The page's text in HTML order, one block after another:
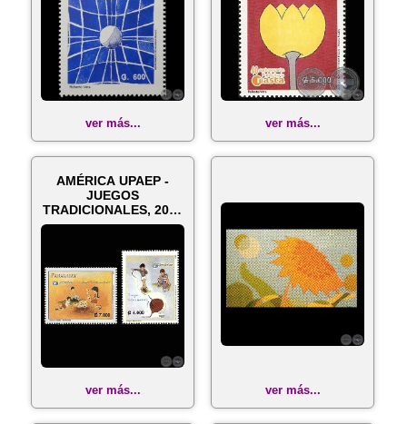
ver más... ver más...
AMÉRICA UPAEP -
JUEGOS
TRADICIONALES, 2010
- Obras de ROBERTO
ver más... ver más...